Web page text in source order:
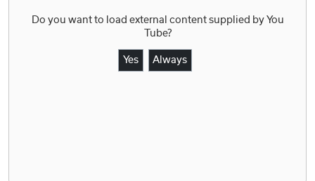
Do you want to load external content supplied by You
Tube?
Yes Always